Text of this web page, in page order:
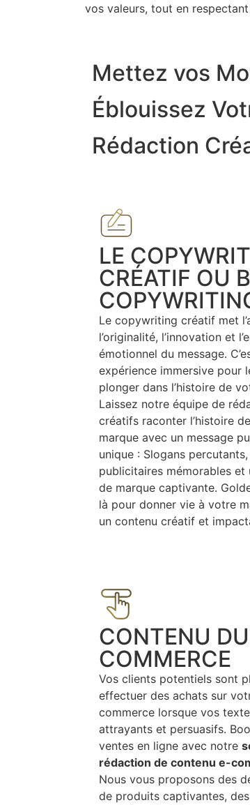
vos valeurs, tout en
Mettez vos
Éblouissez
Rédaction
LE
CRÉATIF OU
Le copywriting créatif met
l’originalité, l’innovation et
émotionnel du message.
expérience immersive pour
plonger dans l’histoire de
Laissez notre équipe de
créatifs raconter l’histoire
marque avec un message
unique : Slogans
publicitaires mémorables et
de marque captivante.
là pour donner vie à votre
un contenu créatif et
CONTENU
COMMERCE
Vos clients potentiels sont
effectuer des achats sur
commerce lorsque vos
attrayants et persuasifs.
ventes en ligne avec notre
rédaction de contenu e-
Nous vous proposons des
de produits captivantes,